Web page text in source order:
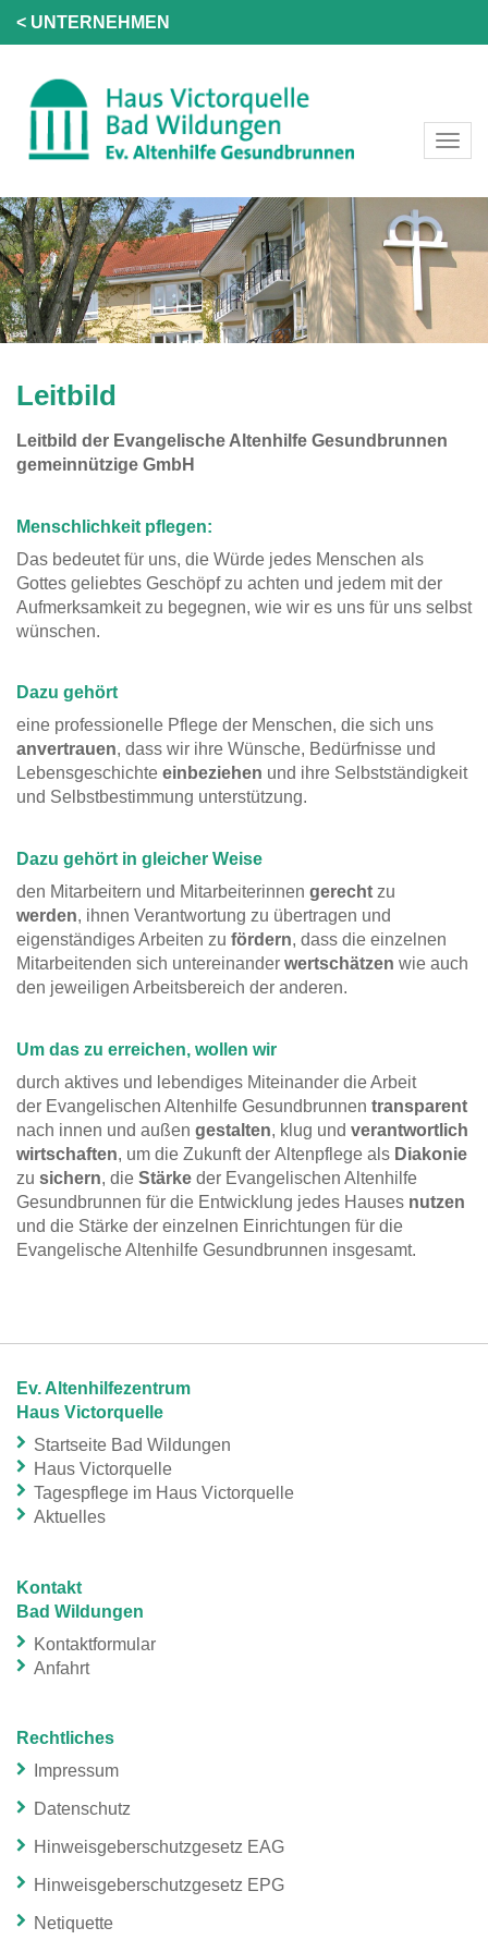
< UNTERNEHMEN
Leitbild
Leitbild der Evangelische Altenhilfe Gesundbrunnen
gemeinnützige GmbH
Menschlichkeit pflegen:
Das bedeutet für uns, die Würde jedes Menschen als
Gottes geliebtes Geschöpf zu achten und jedem mit der
Aufmerksamkeit zu begegnen, wie wir es uns für uns selbst
wünschen.
Dazu gehört
eine professionelle Pflege der Menschen, die sich uns
anvertrauen, dass wir ihre Wünsche, Bedürfnisse und
Lebensgeschichte einbeziehen und ihre Selbstständigkeit
und Selbstbestimmung unterstützung.
Dazu gehört in gleicher Weise
den Mitarbeitern und Mitarbeiterinnen gerecht zu
werden, ihnen Verantwortung zu übertragen und
eigenständiges Arbeiten zu fördern, dass die einzelnen
Mitarbeitenden sich untereinander wertschätzen wie auch
den jeweiligen Arbeitsbereich der anderen.
Um das zu erreichen, wollen wir
durch aktives und lebendiges Miteinander die Arbeit
der Evangelischen Altenhilfe Gesundbrunnen transparent
nach innen und außen gestalten, klug und verantwortlich
wirtschaften, um die Zukunft der Altenpflege als Diakonie
zu sichern, die Stärke der Evangelischen Altenhilfe
Gesundbrunnen für die Entwicklung jedes Hauses nutzen
und die Stärke der einzelnen Einrichtungen für die
Evangelische Altenhilfe Gesundbrunnen insgesamt.
Ev. Altenhilfezentrum
Haus Victorquelle
Startseite Bad Wildungen
Haus Victorquelle
Tagespflege im Haus Victorquelle
Aktuelles
Kontakt
Bad Wildungen
Kontaktformular
Anfahrt
Rechtliches
Impressum
Datenschutz
Hinweisgeberschutzgesetz EAG
Hinweisgeberschutzgesetz EPG
Netiquette